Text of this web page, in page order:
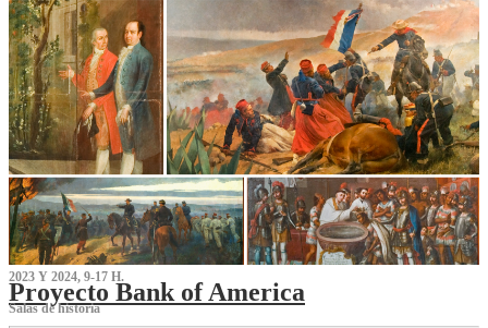
2023 Y 2024, 9-17 H.
Proyecto Bank of America
S‌alas de historia